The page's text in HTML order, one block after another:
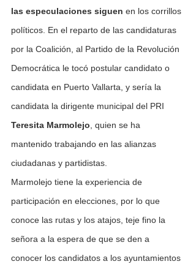
las especulaciones siguen en los corrillos
políticos. En el reparto de las candidaturas
por la Coalición, al Partido de la Revolución
Democrática le tocó postular candidato o
candidata en Puerto Vallarta, y sería la
candidata la dirigente municipal del PRI
Teresita Marmolejo, quien se ha
mantenido trabajando en las alianzas
ciudadanas y partidistas.
Marmolejo tiene la experiencia de
participación en elecciones, por lo que
conoce las rutas y los atajos, teje fino la
señora a la espera de que se den a
conocer los candidatos a los ayuntamientos